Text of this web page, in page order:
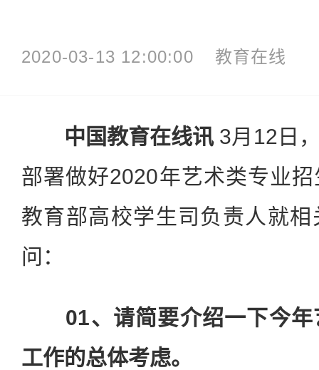
2020-03-13 12:00:00 教育在线
中国教育在线讯3月12日
部署做好2020年艺术类专业
教育部高校学生司负责人就
问：
01、请简要介绍一下今
工作的总体考虑。